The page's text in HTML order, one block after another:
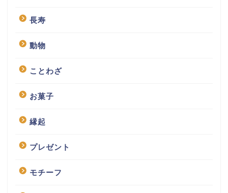
長寿
動物
ことわざ
お菓子
縁起
プレゼント
モチーフ